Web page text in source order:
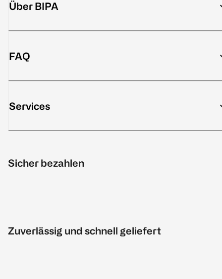
Über BIPA
FAQ
Services
Sicher bezahlen
Zuverlässig und schnell geliefert